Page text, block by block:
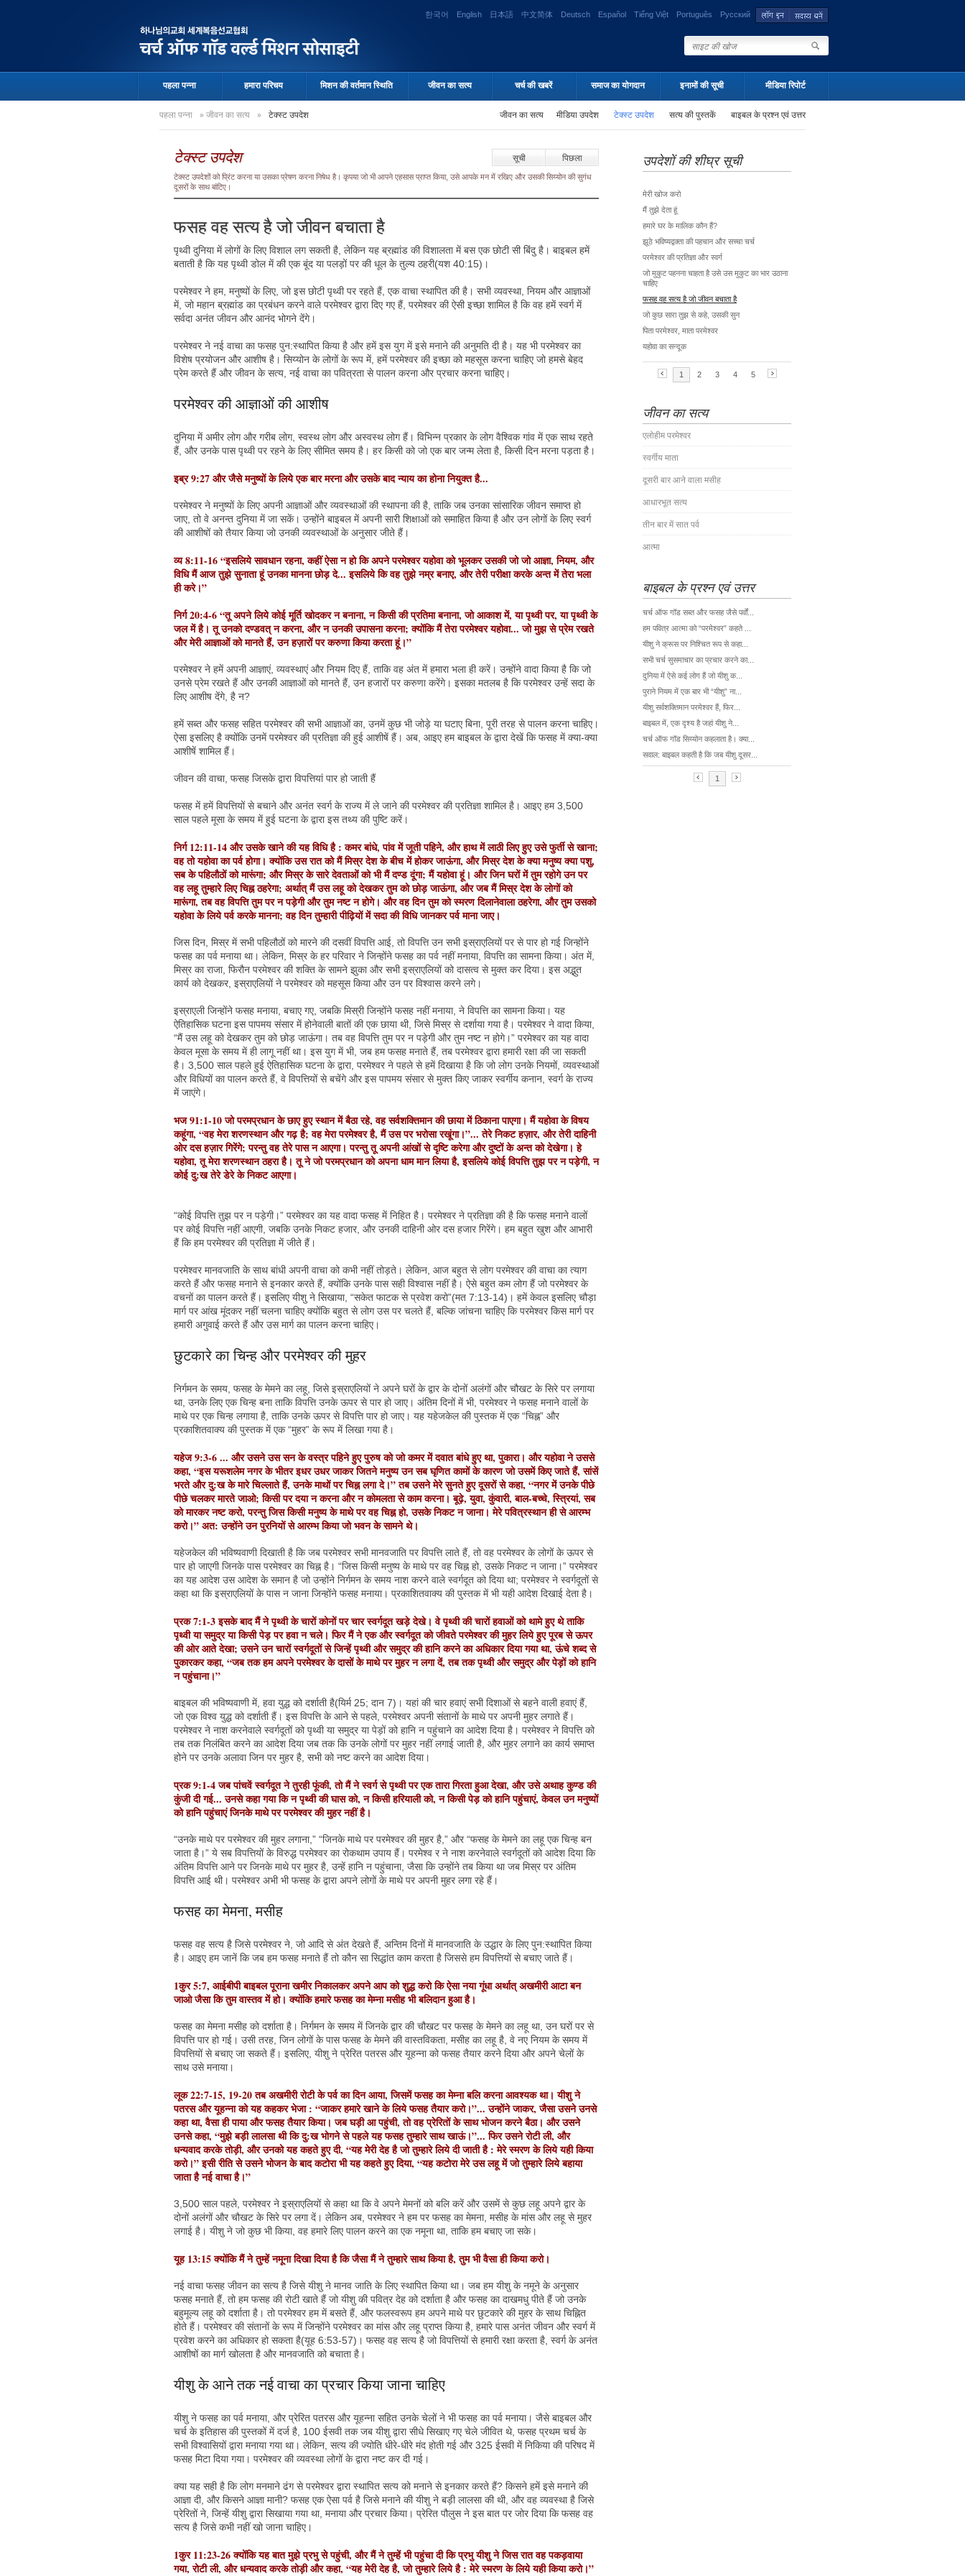
한국어 English 日本語 中文简体 Deutsch Español Tiếng Việt Português Русский
पहला पन्ना हमारा परिचय मिशन की वर्तमान स्थिति जीवन का सत्य चर्च की खबरें समाज का योगदान इनामों की सूची मीडिया रिपोर्ट
पहला पन्ना »जीवन का सत्य » टेक्स्ट उपदेश जीवन का सत्य मीडिया उपदेश टेक्स्ट उपदेश सत्य की पुस्तकें बाइबल के प्रश्न एवं उत्तर
टेक्स्ट उपदेश सूची पिछला
टेक्स्ट उपदेशों को प्रिंट करना या उसका प्रेषण करना निषेध है। कृपया जो भी आपने एहसास प्राप्त किया, उसे आपके मन में रखिए और उसकी सिय्योन की सुगंध
दूसरों के साथ बांटिए।
फसह वह सत्य है जो जीवन बचाता है
पृथ्वी दुनिया में लोगों के लिए विशाल लग सकती है, लेकिन यह ब्रह्मांड की विशालता में बस एक छोटी सी बिंदु है। बाइबल हमें
बताती है कि यह पृथ्वी डोल में की एक बूंद या पलड़ों पर की धूल के तुल्य ठहरी(यश 40:15)।
परमेश्वर ने हम, मनुष्यों के लिए, जो इस छोटी पृथ्वी पर रहते हैं, एक वाचा स्थापित की है। सभी व्यवस्था, नियम और आज्ञाओं
में, जो महान ब्रह्मांड का प्रबंधन करने वाले परमेश्वर द्वारा दिए गए हैं, परमेश्वर की ऐसी इच्छा शामिल है कि वह हमें स्वर्ग में
सर्वदा अनंत जीवन और आनंद भोगने देंगे।
परमेश्वर ने नई वाचा का फसह पुन:स्थापित किया है और हमें इस युग में इसे मनाने की अनुमति दी है। यह भी परमेश्वर का
विशेष प्रयोजन और आशीष है। सिय्योन के लोगों के रूप में, हमें परमेश्वर की इच्छा को महसूस करना चाहिए जो हमसे बेहद
प्रेम करते हैं और जीवन के सत्य, नई वाचा का पवित्रता से पालन करना और प्रचार करना चाहिए।
परमेश्वर की आज्ञाओं की आशीष
दुनिया में अमीर लोग और गरीब लोग, स्वस्थ लोग और अस्वस्थ लोग हैं। विभिन्न प्रकार के लोग वैश्विक गांव में एक साथ रहते
हैं, और उनके पास पृथ्वी पर रहने के लिए सीमित समय है। हर किसी को जो एक बार जन्म लेता है, किसी दिन मरना पड़ता है।
इब्र 9:27 और जैसे मनुष्यों के लिये एक बार मरना और उसके बाद न्याय का होना नियुक्त है...
परमेश्वर ने मनुष्यों के लिए अपनी आज्ञाओं और व्यवस्थाओं की स्थापना की है, ताकि जब उनका सांसारिक जीवन समाप्त हो
जाए, तो वे अनन्त दुनिया में जा सकें। उन्होंने बाइबल में अपनी सारी शिक्षाओं को समाहित किया है और उन लोगों के लिए स्वर्ग
की आशीषों को तैयार किया जो उनकी व्यवस्थाओं के अनुसार जीते हैं।
व्य 8:11-16 “इसलिये सावधान रहना, कहीं ऐसा न हो कि अपने परमेश्वर यहोवा को भूलकर उसकी जो जो आज्ञा, नियम, और
विधि मैं आज तुझे सुनाता हूं उनका मानना छोड़ दे... इसलिये कि वह तुझे नम्र बनाए, और तेरी परीक्षा करके अन्त में तेरा भला
ही करे।”
निर्ग 20:4-6 “तू अपने लिये कोई मूर्ति खोदकर न बनाना, न किसी की प्रतिमा बनाना, जो आकाश में, या पृथ्वी पर, या पृथ्वी के
जल में है। तू उनको दण्डवत् न करना, और न उनकी उपासना करना; क्योंकि मैं तेरा परमेश्वर यहोवा... जो मुझ से प्रेम रखते
और मेरी आज्ञाओं को मानते हैं, उन हज़ारों पर करुणा किया करता हूं।”
परमेश्वर ने हमें अपनी आज्ञाएं, व्यवस्थाएं और नियम दिए हैं, ताकि वह अंत में हमारा भला ही करें। उन्होंने वादा किया है कि जो
उनसे प्रेम रखते हैं और उनकी आज्ञाओं को मानते हैं, उन हजारों पर करुणा करेंगे। इसका मतलब है कि परमेश्वर उन्हें सदा के
लिए आशीष देंगे, है न?
हमें सब्त और फसह सहित परमेश्वर की सभी आज्ञाओं का, उनमें कुछ भी जोड़े या घटाए बिना, पूरी तरह से पालन करना चाहिए।
ऐसा इसलिए है क्योंकि उनमें परमेश्वर की प्रतिज्ञा की हुई आशीषें हैं। अब, आइए हम बाइबल के द्वारा देखें कि फसह में क्या-क्या
आशीषें शामिल हैं।
जीवन की वाचा, फसह जिसके द्वारा विपत्तियां पार हो जाती हैं
फसह में हमें विपत्तियों से बचाने और अनंत स्वर्ग के राज्य में ले जाने की परमेश्वर की प्रतिज्ञा शामिल है। आइए हम 3,500
साल पहले मूसा के समय में हुई घटना के द्वारा इस तथ्य की पुष्टि करें।
निर्ग 12:11-14 और उसके खाने की यह विधि है : कमर बांधे, पांव में जूती पहिने, और हाथ में लाठी लिए हुए उसे फुर्ती से खाना;
वह तो यहोवा का पर्व होगा। क्योंकि उस रात को मैं मिस्र देश के बीच में होकर जाऊंगा, और मिस्र देश के क्या मनुष्य क्या पशु,
सब के पहिलौठों को मारूंगा; और मिस्र के सारे देवताओं को भी मैं दण्ड दूंगा; मैं यहोवा हूं। और जिन घरों में तुम रहोगे उन पर
वह लहू तुम्हारे लिए चिह्न ठहरेगा; अर्थात् मैं उस लहू को देखकर तुम को छोड़ जाऊंगा, और जब मैं मिस्र देश के लोगों को
मारूंगा, तब वह विपत्ति तुम पर न पड़ेगी और तुम नष्ट न होगे। और वह दिन तुम को स्मरण दिलानेवाला ठहरेगा, और तुम उसको
यहोवा के लिये पर्व करके मानना; वह दिन तुम्हारी पीढ़ियों में सदा की विधि जानकर पर्व माना जाए।
जिस दिन, मिस्र में सभी पहिलौठों को मारने की दसवीं विपत्ति आई, तो विपत्ति उन सभी इस्राएलियों पर से पार हो गई जिन्होंने
फसह का पर्व मनाया था। लेकिन, मिस्र के हर परिवार ने जिन्होंने फसह का पर्व नहीं मनाया, विपत्ति का सामना किया। अंत में,
मिस्र का राजा, फिरौन परमेश्वर की शक्ति के सामने झुका और सभी इस्राएलियों को दासत्व से मुक्त कर दिया। इस अद्भुत
कार्य को देखकर, इस्राएलियों ने परमेश्वर को महसूस किया और उन पर विश्वास करने लगे।
इस्राएली जिन्होंने फसह मनाया, बचाए गए, जबकि मिस्री जिन्होंने फसह नहीं मनाया, ने विपत्ति का सामना किया। यह
ऐतिहासिक घटना इस पापमय संसार में होनेवाली बातों की एक छाया थी, जिसे मिस्र से दर्शाया गया है। परमेश्वर ने वादा किया,
“मैं उस लहू को देखकर तुम को छोड़ जाऊंगा। तब वह विपत्ति तुम पर न पड़ेगी और तुम नष्ट न होगे।” परमेश्वर का यह वादा
केवल मूसा के समय में ही लागू नहीं था। इस युग में भी, जब हम फसह मनाते हैं, तब परमेश्वर द्वारा हमारी रक्षा की जा सकती
है। 3,500 साल पहले हुई ऐतिहासिक घटना के द्वारा, परमेश्वर ने पहले से हमें दिखाया है कि जो लोग उनके नियमों, व्यवस्थाओं
और विधियों का पालन करते हैं, वे विपत्तियों से बचेंगे और इस पापमय संसार से मुक्त किए जाकर स्वर्गीय कनान, स्वर्ग के राज्य
में जाएंगे।
भज 91:1-10 जो परमप्रधान के छाए हुए स्थान में बैठा रहे, वह सर्वशक्तिमान की छाया में ठिकाना पाएगा। मैं यहोवा के विषय
कहूंगा, “वह मेरा शरणस्थान और गढ़ है; वह मेरा परमेश्वर है, मैं उस पर भरोसा रखूंगा।”... तेरे निकट हज़ार, और तेरी दाहिनी
ओर दस हज़ार गिरेंगे; परन्तु वह तेरे पास न आएगा। परन्तु तू अपनी आंखों से दृष्टि करेगा और दुष्टों के अन्त को देखेगा। हे
यहोवा, तू मेरा शरणस्थान ठहरा है। तू ने जो परमप्रधान को अपना धाम मान लिया है, इसलिये कोई विपत्ति तुझ पर न पड़ेगी, न
कोई दु:ख तेरे डेरे के निकट आएगा।
“कोई विपत्ति तुझ पर न पड़ेगी।” परमेश्वर का यह वादा फसह में निहित है। परमेश्वर ने प्रतिज्ञा की है कि फसह मनाने वालों
पर कोई विपत्ति नहीं आएगी, जबकि उनके निकट हजार, और उनकी दाहिनी ओर दस हजार गिरेंगे। हम बहुत खुश और आभारी
हैं कि हम परमेश्वर की प्रतिज्ञा में जीते हैं।
परमेश्वर मानवजाति के साथ बांधी अपनी वाचा को कभी नहीं तोड़ते। लेकिन, आज बहुत से लोग परमेश्वर की वाचा का त्याग
करते हैं और फसह मनाने से इनकार करते हैं, क्योंकि उनके पास सही विश्वास नहीं है। ऐसे बहुत कम लोग हैं जो परमेश्वर के
वचनों का पालन करते हैं। इसलिए यीशु ने सिखाया, “सकेत फाटक से प्रवेश करो”(मत 7:13-14)। हमें केवल इसलिए चौड़ा
मार्ग पर आंख मूंदकर नहीं चलना चाहिए क्योंकि बहुत से लोग उस पर चलते हैं, बल्कि जांचना चाहिए कि परमेश्वर किस मार्ग पर
हमारी अगुवाई करते हैं और उस मार्ग का पालन करना चाहिए।
छुटकारे का चिन्ह और परमेश्वर की मुहर
निर्गमन के समय, फसह के मेमने का लहू, जिसे इस्राएलियों ने अपने घरों के द्वार के दोनों अलंगों और चौखट के सिरे पर लगाया
था, उनके लिए एक चिन्ह बना ताकि विपत्ति उनके ऊपर से पार हो जाए। अंतिम दिनों में भी, परमेश्वर ने फसह मनाने वालों के
माथे पर एक चिन्ह लगाया है, ताकि उनके ऊपर से विपत्ति पार हो जाए। यह यहेजकेल की पुस्तक में एक “चिह्न” और
प्रकाशितवाक्य की पुस्तक में एक “मुहर” के रूप में लिखा गया है।
यहेज 9:3-6 ... और उसने उस सन के वस्त्र पहिने हुए पुरुष को जो कमर में दवात बांधे हुए था, पुकारा। और यहोवा ने उससे
कहा, “इस यरूशलेम नगर के भीतर इधर उधर जाकर जितने मनुष्य उन सब घृणित कामों के कारण जो उसमें किए जाते हैं, सांसें
भरते और दु:ख के मारे चिल्लाते हैं, उनके माथों पर चिह्न लगा दे।” तब उसने मेरे सुनते हुए दूसरों से कहा, “नगर में उनके पीछे
पीछे चलकर मारते जाओ; किसी पर दया न करना और न कोमलता से काम करना। बूढ़े, युवा, कुंवारी, बाल-बच्चे, स्त्रियां, सब
को मारकर नष्ट करो, परन्तु जिस किसी मनुष्य के माथे पर वह चिह्न हो, उसके निकट न जाना। मेरे पवित्रस्थान ही से आरम्भ
करो।” अत: उन्होंने उन पुरनियों से आरम्भ किया जो भवन के सामने थे।
यहेजकेल की भविष्यवाणी दिखाती है कि जब परमेश्वर सभी मानवजाति पर विपत्ति लाते हैं, तो वह परमेश्वर के लोगों के ऊपर से
पार हो जाएगी जिनके पास परमेश्वर का चिह्न है। “जिस किसी मनुष्य के माथे पर वह चिह्न हो, उसके निकट न जाना।” परमेश्वर
का यह आदेश उस आदेश के समान है जो उन्होंने निर्गमन के समय नाश करने वाले स्वर्गदूत को दिया था; परमेश्वर ने स्वर्गदूतों से
कहा था कि इस्राएलियों के पास न जाना जिन्होंने फसह मनाया। प्रकाशितवाक्य की पुस्तक में भी यही आदेश दिखाई देता है।
प्रक 7:1-3 इसके बाद मैं ने पृथ्वी के चारों कोनों पर चार स्वर्गदूत खड़े देखे। वे पृथ्वी की चारों हवाओं को थामे हुए थे ताकि
पृथ्वी या समुद्र या किसी पेड़ पर हवा न चले। फिर मैं ने एक और स्वर्गदूत को जीवते परमेश्वर की मुहर लिये हुए पूरब से ऊपर
की ओर आते देखा; उसने उन चारों स्वर्गदूतों से जिन्हें पृथ्वी और समुद्र की हानि करने का अधिकार दिया गया था, ऊंचे शब्द से
पुकारकर कहा, “जब तक हम अपने परमेश्वर के दासों के माथे पर मुहर न लगा दें, तब तक पृथ्वी और समुद्र और पेड़ों को हानि
न पहुंचाना।”
बाइबल की भविष्यवाणी में, हवा युद्ध को दर्शाती है(यिर्म 25; दान 7)। यहां की चार हवाएं सभी दिशाओं से बहने वाली हवाएं हैं,
जो एक विश्व युद्ध को दर्शाती हैं। इस विपत्ति के आने से पहले, परमेश्वर अपनी संतानों के माथे पर अपनी मुहर लगाते हैं।
परमेश्वर ने नाश करनेवाले स्वर्गदूतों को पृथ्वी या समुद्र या पेड़ों को हानि न पहुंचाने का आदेश दिया है। परमेश्वर ने विपत्ति को
तब तक निलंबित करने का आदेश दिया जब तक कि उनके लोगों पर मुहर नहीं लगाई जाती है, और मुहर लगाने का कार्य समाप्त
होने पर उनके अलावा जिन पर मुहर है, सभी को नष्ट करने का आदेश दिया।
प्रक 9:1-4 जब पांचवें स्वर्गदूत ने तुरही फूंकी, तो मैं ने स्वर्ग से पृथ्वी पर एक तारा गिरता हुआ देखा, और उसे अथाह कुण्ड की
कुंजी दी गई... उनसे कहा गया कि न पृथ्वी की घास को, न किसी हरियाली को, न किसी पेड़ को हानि पहुंचाएं, केवल उन मनुष्यों
को हानि पहुंचाएं जिनके माथे पर परमेश्वर की मुहर नहीं है।
“उनके माथे पर परमेश्वर की मुहर लगाना,” “जिनके माथे पर परमेश्वर की मुहर है,” और “फसह के मेमने का लहू एक चिन्ह बन
जाता है।” ये सब विपत्तियों के विरुद्ध परमेश्वर का रोकथाम उपाय हैं। परमेश्व र ने नाश करनेवाले स्वर्गदूतों को आदेश दिया कि
अंतिम विपत्ति आने पर जिनके माथे पर मुहर है, उन्हें हानि न पहुंचाना, जैसा कि उन्होंने तब किया था जब मिस्र पर अंतिम
विपत्ति आई थी। परमेश्वर अभी भी फसह के द्वारा अपने लोगों के माथे पर अपनी मुहर लगा रहे हैं।
फसह का मेमना, मसीह
फसह वह सत्य है जिसे परमेश्वर ने, जो आदि से अंत देखते हैं, अन्तिम दिनों में मानवजाति के उद्धार के लिए पुन:स्थापित किया
है। आइए हम जानें कि जब हम फसह मनाते हैं तो कौन सा सिद्धांत काम करता है जिससे हम विपत्तियों से बचाए जाते हैं।
1कुर 5:7, आईबीपी बाइबल पूराना खमीर निकालकर अपने आप को शुद्ध करो कि ऐसा नया गूंधा अर्थात् अखमीरी आटा बन
जाओ जैसा कि तुम वास्तव में हो। क्योंकि हमारे फसह का मेम्ना मसीह भी बलिदान हुआ है।
फसह का मेमना मसीह को दर्शाता है। निर्गमन के समय में जिनके द्वार की चौखट पर फसह के मेमने का लहू था, उन घरों पर से
विपत्ति पार हो गई। उसी तरह, जिन लोगों के पास फसह के मेमने की वास्तविकता, मसीह का लहू है, वे नए नियम के समय में
विपत्तियों से बचाए जा सकते हैं। इसलिए, यीशु ने प्रेरित पतरस और यूहन्ना को फसह तैयार करने दिया और अपने चेलों के
साथ उसे मनाया।
लूक 22:7-15, 19-20 तब अखमीरी रोटी के पर्व का दिन आया, जिसमें फसह का मेम्ना बलि करना आवश्यक था। यीशु ने
पतरस और यूहन्ना को यह कहकर भेजा : “जाकर हमारे खाने के लिये फसह तैयार करो।”... उन्होंने जाकर, जैसा उसने उनसे
कहा था, वैसा ही पाया और फसह तैयार किया। जब घड़ी आ पहुंची, तो वह प्रेरितों के साथ भोजन करने बैठा। और उसने
उनसे कहा, “मुझे बड़ी लालसा थी कि दु:ख भोगने से पहले यह फसह तुम्हारे साथ खाऊं।”... फिर उसने रोटी ली, और
धन्यवाद करके तोड़ी, और उनको यह कहते हुए दी, “यह मेरी देह है जो तुम्हारे लिये दी जाती है : मेरे स्मरण के लिये यही किया
करो।” इसी रीति से उसने भोजन के बाद कटोरा भी यह कहते हुए दिया, “यह कटोरा मेरे उस लहू में जो तुम्हारे लिये बहाया
जाता है नई वाचा है।”
3,500 साल पहले, परमेश्वर ने इस्राएलियों से कहा था कि वे अपने मेमनों को बलि करें और उसमें से कुछ लहू अपने द्वार के
दोनों अलंगों और चौखट के सिरे पर लगा दें। लेकिन अब, परमेश्वर ने हम पर फसह का मेमना, मसीह के मांस और लहू से मुहर
लगाई है। यीशु ने जो कुछ भी किया, वह हमारे लिए पालन करने का एक नमूना था, ताकि हम बचाए जा सके।
यूह 13:15 क्योंकि मैं ने तुम्हें नमूना दिखा दिया है कि जैसा मैं ने तुम्हारे साथ किया है, तुम भी वैसा ही किया करो।
नई वाचा फसह जीवन का सत्य है जिसे यीशु ने मानव जाति के लिए स्थापित किया था। जब हम यीशु के नमूने के अनुसार
फसह मनाते हैं, तो हम फसह की रोटी खाते हैं जो यीशु की पवित्र देह को दर्शाता है और फसह का दाखमधु पीते हैं जो उनके
बहुमूल्य लहू को दर्शाता है। तो परमेश्वर हम में बसते हैं, और फलस्वरूप हम अपने माथे पर छुटकारे की मुहर के साथ चिह्नित
होते हैं। परमेश्वर की संतानों के रूप में जिन्होंने परमेश्वर का मांस और लहू प्राप्त किया है, हमारे पास अनंत जीवन और स्वर्ग में
प्रवेश करने का अधिकार हो सकता है(यूह 6:53-57)। फसह वह सत्य है जो विपत्तियों से हमारी रक्षा करता है, स्वर्ग के अनंत
आशीषों का मार्ग खोलता है और मानवजाति को बचाता है।
यीशु के आने तक नई वाचा का प्रचार किया जाना चाहिए
यीशु ने फसह का पर्व मनाया, और प्रेरित पतरस और यूहन्ना सहित उनके चेलों ने भी फसह का पर्व मनाया। जैसे बाइबल और
चर्च के इतिहास की पुस्तकों में दर्ज है, 100 ईसवी तक जब यीशु द्वारा सीधे सिखाए गए चेले जीवित थे, फसह प्रथम चर्च के
सभी विश्वासियों द्वारा मनाया गया था। लेकिन, सत्य की ज्योति धीरे-धीरे मंद होती गई और 325 ईसवी में निकिया की परिषद में
फसह मिटा दिया गया। परमेश्वर की व्यवस्था लोगों के द्वारा नष्ट कर दी गई।
क्या यह सही है कि लोग मनमाने ढंग से परमेश्वर द्वारा स्थापित सत्य को मनाने से इनकार करते हैं? किसने हमें इसे मनाने की
आज्ञा दी, और किसने आज्ञा मानी? फसह एक ऐसा पर्व है जिसे मनाने की यीशु ने बड़ी लालसा की थी, और वह व्यवस्था है जिसे
प्रेरितों ने, जिन्हें यीशु द्वारा सिखाया गया था, मनाया और प्रचार किया। प्रेरित पौलुस ने इस बात पर जोर दिया कि फसह वह
सत्य है जिसे कभी नहीं खो जाना चाहिए।
1कुर 11:23-26 क्योंकि यह बात मुझे प्रभु से पहुंची, और मैं ने तुम्हें भी पहुंचा दी कि प्रभु यीशु ने जिस रात वह पकड़वाया
गया, रोटी ली, और धन्यवाद करके तोड़ी और कहा, “यह मेरी देह है, जो तुम्हारे लिये है : मेरे स्मरण के लिये यही किया करो।”
जीवन का सत्य
एलोहीम परमेश्वर
स्वर्गीय माता
दूसरी बार आने वाला मसीह
आधारभूत सत्य
तीन बार में सात पर्व
आत्मा